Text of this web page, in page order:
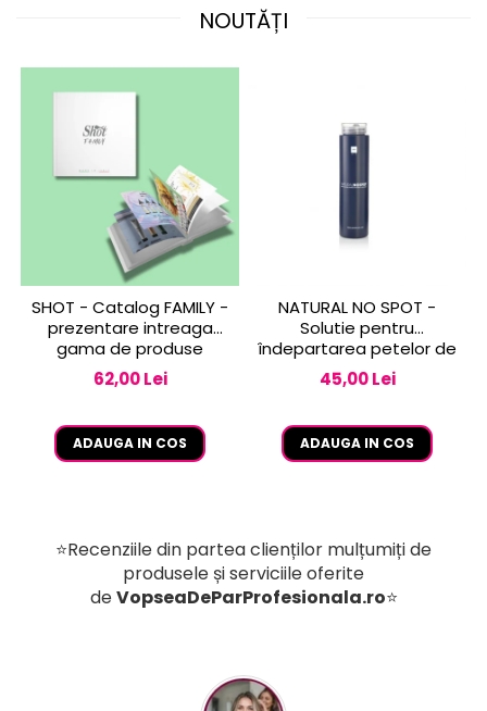
NOUTĂȚI
SHOT - Catalog FAMILY -
prezentare intreaga
gama de produse
62,00 Lei
ADAUGA IN COS
NATURAL NO SPOT -
Solutie pentru
îndepartarea petelor de
vopsea de pe piele 250
ml
45,00 Lei
ADAUGA IN COS
⭐Recenziile din partea clienților mulțumiți de
produsele și serviciile oferite
deVopseaDeParProfesionala.ro⭐